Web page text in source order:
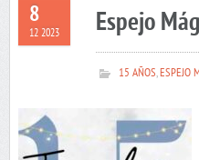
8
12 2023 Espejo
15 AÑOS,ESPEJO